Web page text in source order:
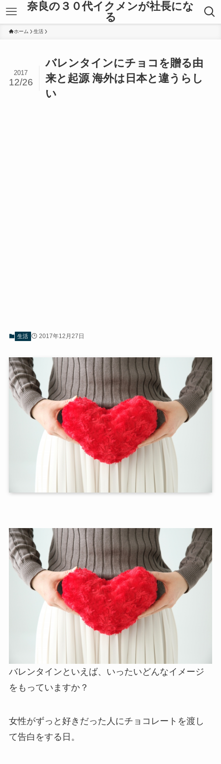
奈良の３０代イクメンが社長にな
る
ホーム 生活
バレンタインにチョコを贈る由
来と起源 海外は日本と違うらし
い
2017
12/26
生活 2017年12月27日
バレンタインといえば、いったいどんなイメージ
をもっていますか？
女性がずっと好きだった人にチョコレートを渡し
て告白をする日。